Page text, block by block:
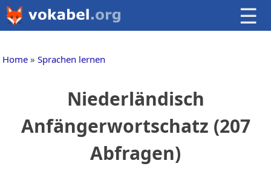
☰
Home Sprachen lernen
Niederländisch
Anfängerwortschatz (207
Abfragen)